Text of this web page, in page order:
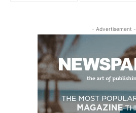
- Advertisement -